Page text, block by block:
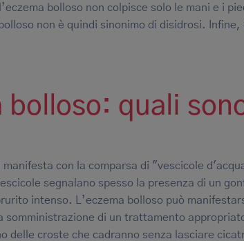
bolloso non colpisce solo le mani e i
non è quindi sinonimo di disidrosi.
bolloso: quali
manifesta con la comparsa di "vescicole
segnalano spesso la presenza di un
intenso. L’eczema bolloso può
somministrazione di un trattamento
delle croste che cadranno senza lasciare